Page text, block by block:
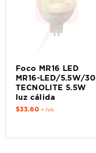
Foco MR16 LED
MR16-LED/5.5W/30
TECNOLITE 5.5W
luz cálida
$33.60 + IVA